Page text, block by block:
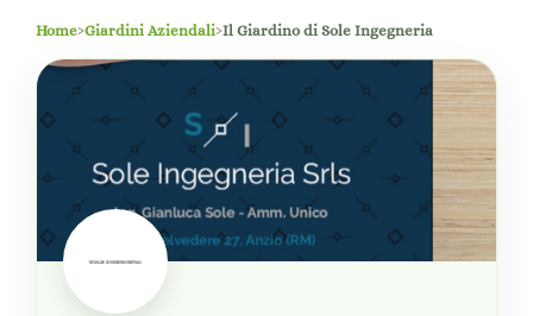
Home›Giardini Aziendali›Il Giardino di Sole Ingegneria